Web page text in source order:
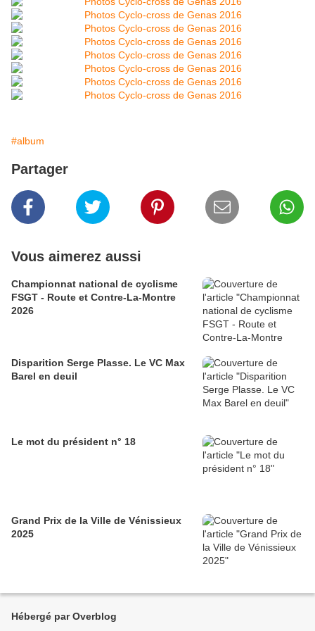
#album
Partager
Vous aimerez aussi
Championnat national de cyclisme
FSGT - Route et Contre-La-Montre
2026
Disparition Serge Plasse. Le VC Max
Barel en deuil
Le mot du président n° 18
Grand Prix de la Ville de Vénissieux
2025
Hébergé par Overblog